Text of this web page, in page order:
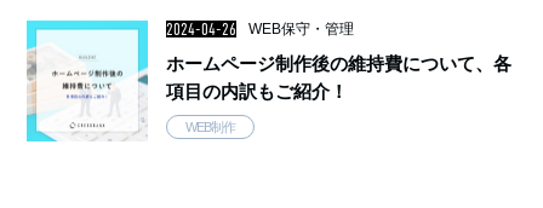
2024-04-26 WEB保守・管理
ホームページ制作後の維持費について、各
項目の内訳もご紹介！
WEB制作